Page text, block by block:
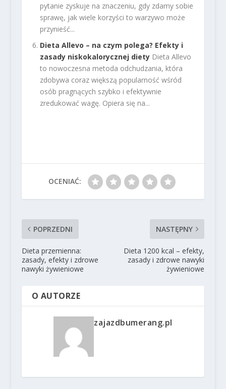
pytanie zyskuje na znaczeniu, gdy zdamy sobie
sprawę, jak wiele korzyści to warzywo może
przynieść...
Dieta Allevo – na czym polega? Efekty i
zasady niskokalorycznej diety Dieta Allevo
to nowoczesna metoda odchudzania, która
zdobywa coraz większą popularność wśród
osób pragnących szybko i efektywnie
zredukować wagę. Opiera się na...
OCENIAĆ:
POPRZEDNI
Dieta przemienna:
zasady, efekty i zdrowe
nawyki żywieniowe
NASTĘPNY
Dieta 1200 kcal – efekty,
zasady i zdrowe nawyki
żywieniowe
O AUTORZE
zajazdbumerang.pl